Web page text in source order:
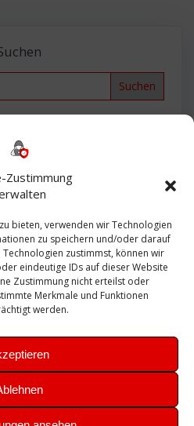
Zustimmung
bieten, verwenden wir Technologien
zu speichern und/oder darauf
zustimmst, können wir
eindeutige IDs auf dieser Website
Zustimmung nicht erteilst oder
Merkmale und Funktionen
werden.
Search
firewall Fritzbox
Server Sicherheit
SSL Ubuntu
VCenter VCSA Veeam
WAZUH Windows